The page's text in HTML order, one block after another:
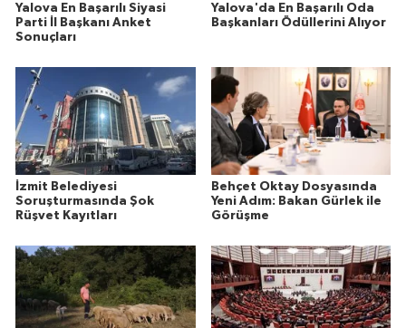
Yalova En Başarılı Siyasi
Parti İl Başkanı Anket
Sonuçları
Yalova'da En Başarılı Oda
Başkanları Ödüllerini Alıyor
İzmit Belediyesi
Soruşturmasında Şok
Rüşvet Kayıtları
Behçet Oktay Dosyasında
Yeni Adım: Bakan Gürlek ile
Görüşme